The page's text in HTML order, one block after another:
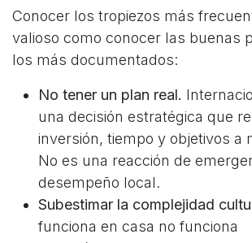
Conocer los tropiezos más
valioso como conocer las buenas
los más documentados:
No tener un plan real.
una decisión estratégica que
inversión, tiempo y objetivos a
No es una reacción de
desempeño local.
Subestimar la complejidad
funciona en casa no funciona